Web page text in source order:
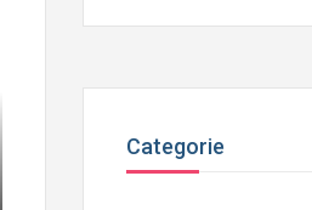
Categorie